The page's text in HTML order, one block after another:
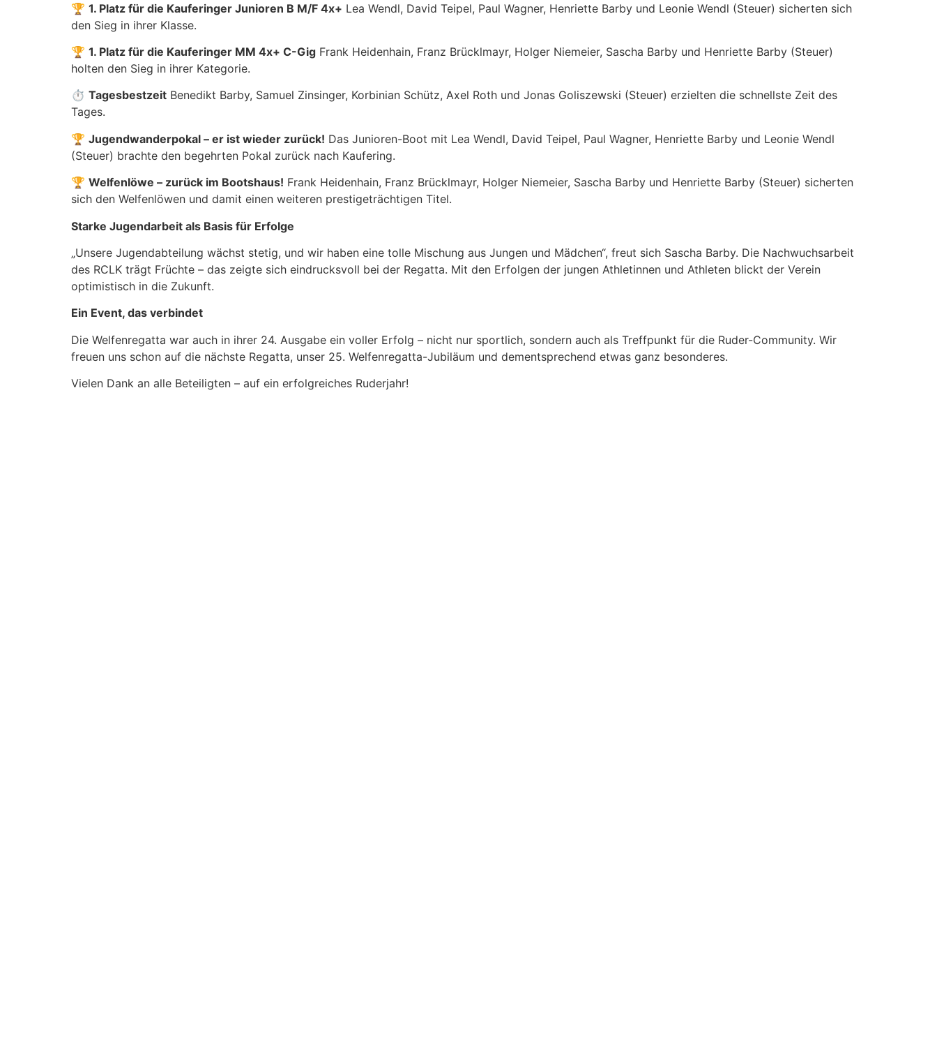
🏆 1. Platz für die Kauferinger Junioren B M/F 4x+ Lea Wendl, David Teipel, Paul Wagner, Henriette Barby und Leonie Wendl (Steuer) sicherten sich
den Sieg in ihrer Klasse.
🏆 1. Platz für die Kauferinger MM 4x+ C-Gig Frank Heidenhain, Franz Brücklmayr, Holger Niemeier, Sascha Barby und Henriette Barby (Steuer)
holten den Sieg in ihrer Kategorie.
⏱ Tagesbestzeit Benedikt Barby, Samuel Zinsinger, Korbinian Schütz, Axel Roth und Jonas Goliszewski (Steuer) erzielten die schnellste Zeit des
Tages.
🏆 Jugendwanderpokal – er ist wieder zurück! Das Junioren-Boot mit Lea Wendl, David Teipel, Paul Wagner, Henriette Barby und Leonie Wendl
(Steuer) brachte den begehrten Pokal zurück nach Kaufering.
🏆 Welfenlöwe – zurück im Bootshaus! Frank Heidenhain, Franz Brücklmayr, Holger Niemeier, Sascha Barby und Henriette Barby (Steuer) sicherten
sich den Welfenlöwen und damit einen weiteren prestigeträchtigen Titel.
Starke Jugendarbeit als Basis für Erfolge
„Unsere Jugendabteilung wächst stetig, und wir haben eine tolle Mischung aus Jungen und Mädchen“, freut sich Sascha Barby. Die Nachwuchsarbeit
des RCLK trägt Früchte – das zeigte sich eindrucksvoll bei der Regatta. Mit den Erfolgen der jungen Athletinnen und Athleten blickt der Verein
optimistisch in die Zukunft.
Ein Event, das verbindet
Die Welfenregatta war auch in ihrer 24. Ausgabe ein voller Erfolg – nicht nur sportlich, sondern auch als Treffpunkt für die Ruder-Community. Wir
freuen uns schon auf die nächste Regatta, unser 25. Welfenregatta-Jubiläum und dementsprechend etwas ganz besonderes.
Vielen Dank an alle Beteiligten – auf ein erfolgreiches Ruderjahr!